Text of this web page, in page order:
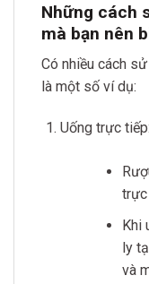
Những cách
mà bạn nên
Có nhiều cách
là một số ví dụ:
Uống trực tiếp:
trực
Khi
ly
và